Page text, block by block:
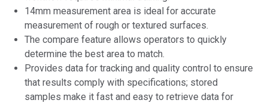
14mm measurement area is ideal for accurate
measurement of rough or textured surfaces.
The compare feature allows operators to quickly
determine the best area to match.
Provides data for tracking and quality control to ensure
that results comply with specifications; stored
samples make it fast and easy to retrieve data for